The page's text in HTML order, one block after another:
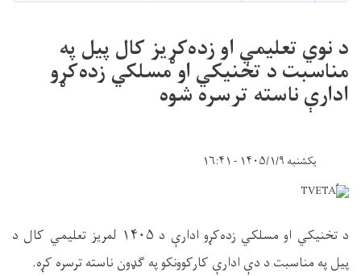
د نوي تعلیمي او زده‌کړیز کال پیل په
مناسبت د تخنیکي او مسلکي زده‌کړو
ادارې ناسته ترسره شوه
یکشنبه ۱۴۰۵/۱/۹ - ۱۶:۴۱
د تخنیکي او مسلکي زده‌کړو ادارې د ۱۴۰۵ لمریز تعلیمي کال د
پیل په مناسبت د دې ادارې کارکوونکو په ګډون ناسته ترسره کړه.